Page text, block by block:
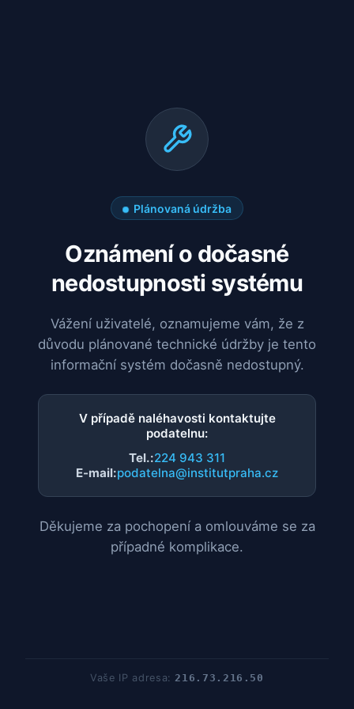
Plánovaná údržba
Oznámení o dočasné
nedostupnosti systému
Vážení uživatelé, oznamujeme vám, že z
důvodu plánované technické údržby je tento
informační systém dočasně nedostupný.
V případě naléhavosti kontaktujte
podatelnu:
Tel.:224 943 311
E-mail:podatelna@institutpraha.cz
Děkujeme za pochopení a omlouváme se za
případné komplikace.
Vaše IP adresa:216.73.216.50